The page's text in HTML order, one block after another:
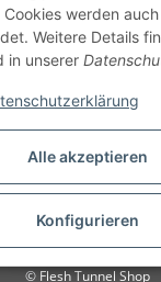
Alle akzeptieren
Konfigurieren
werden
Weitere Details
in unserer
Vertrag widerrufen
USt., zzgl.
© Flesh Tunnel Shop